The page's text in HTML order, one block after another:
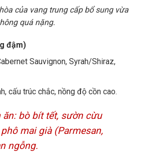
của vang trung cấp bổ sung vừa
quá nặng.
đậm)
Sauvignon, Syrah/Shiraz,
cấu trúc chắc, nồng độ cồn cao.
ăn: bò bít tết, sườn cừu
mai già (Parmesan,
ngỗng.